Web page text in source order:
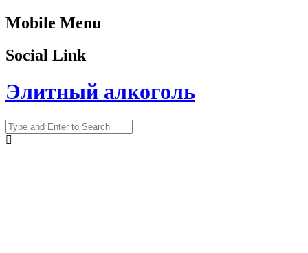
Mobile Menu
Social Link
Элитный алкоголь